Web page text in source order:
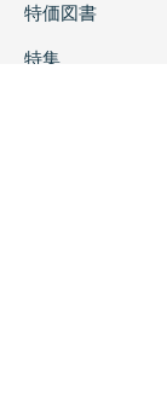
特価図書
特集